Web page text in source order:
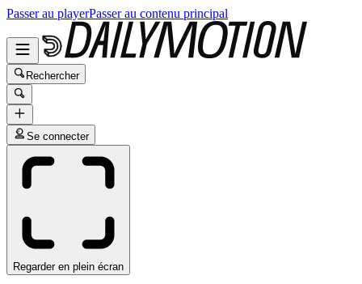
Passer au playerPasser au contenu principal
Rechercher
Se connecter
Regarder en plein écran